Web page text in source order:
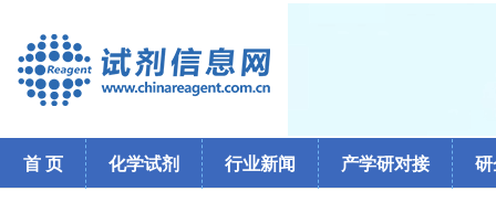
首 页 化学试剂 行业新闻 产学研对接 研